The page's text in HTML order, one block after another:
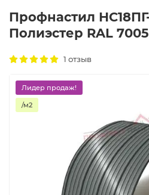
Профнастил НС18ПГ-
Полиэстер RAL 7005
1 отзыв
Лидер продаж!
/м2